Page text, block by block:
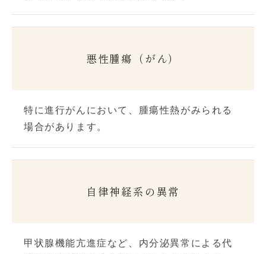
悪性腫瘍（がん）
特に進行がんにおいて、腫瘍性熱がみられる
場合があります。
自律神経系の異常
甲状腺機能亢進症など、内分泌異常による代